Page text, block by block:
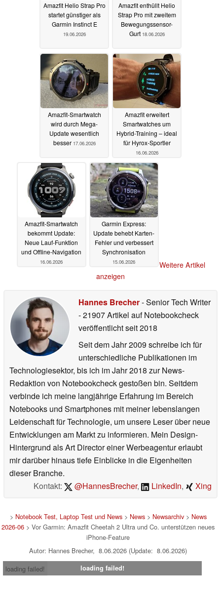
Amazfit Helio Strap Pro
startet günstiger als
Garmin Instinct E
19.06.2026
Amazfit enthüllt Helio
Strap Pro mit zweitem
Bewegungssensor-
Gurt 18.06.2026
Amazfit-Smartwatch
wird durch Mega-
Update wesentlich
besser 17.06.2026
Amazfit erweitert
Smartwatches um
Hybrid-Training – ideal
für Hyrox-Sportler
16.06.2026
Amazfit-Smartwatch
bekommt Update:
Neue Lauf-Funktion
und Offline-Navigation
16.06.2026
Garmin Express:
Update behebt Karten-
Fehler und verbessert
Synchronisation
15.06.2026
Weitere Artikel
anzeigen
Hannes Brecher- Senior Tech Writer
- 21907 Artikel auf Notebookcheck
veröffentlichtseit 2018
Seit dem Jahr 2009 schreibe ich für
unterschiedliche Publikationen im
Technologiesektor, bis ich im Jahr 2018 zur News-
Redaktion von Notebookcheck gestoßen bin. Seitdem
verbinde ich meine langjährige Erfahrung im Bereich
Notebooks und Smartphones mit meiner lebenslangen
Leidenschaft für Technologie, um unsere Leser über neue
Entwicklungen am Markt zu informieren. Mein Design-
Hintergrund als Art Director einer Werbeagentur erlaubt
mir darüber hinaus tiefe Einblicke in die Eigenheiten
dieser Branche.
Kontakt:
@HannesBrecher, LinkedIn, Xing
> Notebook Test, Laptop Test und News> News> Newsarchiv> News
2026-06 > Vor Garmin: Amazfit Cheetah 2 Ultra und Co. unterstützen neues
iPhone-Feature
Autor: Hannes Brecher, 8.06.2026 (Update: 8.06.2026)
loading failed!
loading failed!